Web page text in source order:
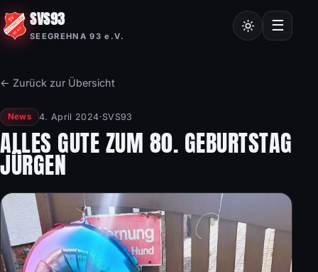
SVS93
SEEGREHNA 93 e.V.
Chroniken
Frauensport
Burgstalllauf
☰
← Zurück zur Übersicht
News 4. April 2024·SVS93
ALLES GUTE ZUM 80. GEBURTSTAG
JÜRGEN